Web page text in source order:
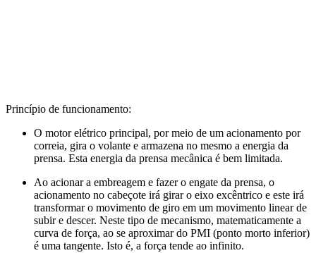
Princípio de funcionamento:
O motor elétrico principal, por meio de um acionamento por
correia, gira o volante e armazena no mesmo a energia da
prensa. Esta energia da prensa mecânica é bem limitada.
Ao acionar a embreagem e fazer o engate da prensa, o
acionamento no cabeçote irá girar o eixo excêntrico e este irá
transformar o movimento de giro em um movimento linear de
subir e descer. Neste tipo de mecanismo, matematicamente a
curva de força, ao se aproximar do PMI (ponto morto inferior)
é uma tangente. Isto é, a força tende ao infinito.